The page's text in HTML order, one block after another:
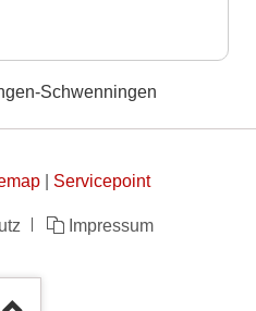
Schwenningen
| Servicepoint
Impressum